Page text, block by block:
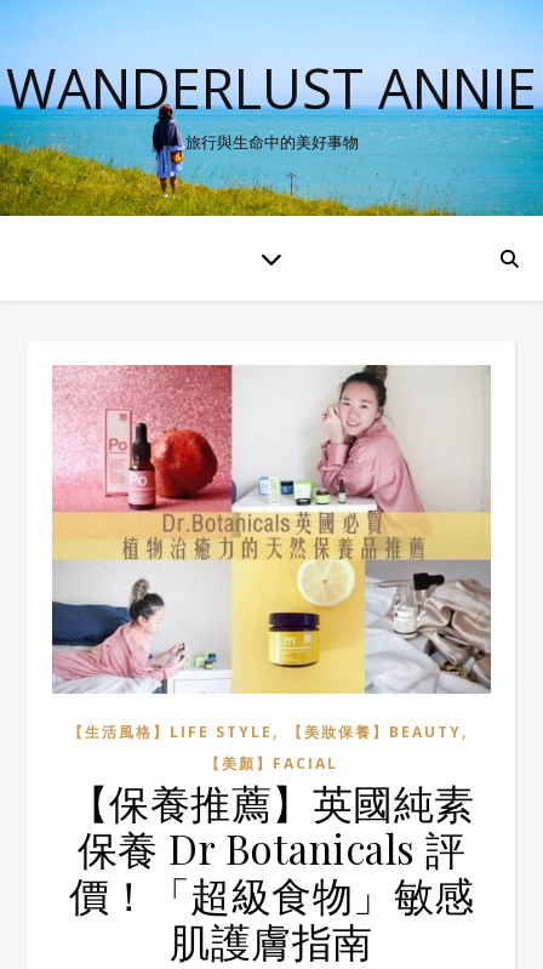
WANDERLUST ANNIE
旅行與生命中的美好事物
【生活風格】LIFE STYLE , 【美妝保養】BEAUTY,
【美顏】FACIAL
【保養推薦】英國純素
保養 Dr Botanicals 評
價！「超級食物」敏感
肌護膚指南